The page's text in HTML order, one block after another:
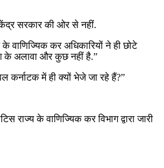
केंद्र सरकार की ओर से नहीं.
वाणिज्यिक कर अधिकारियों ने ही छोटे
के अलावा और कुछ नहीं है.”
कर्नाटक में ही क्यों भेजे जा रहे हैं?”
के वाणिज्यिक कर विभाग द्वारा जारी